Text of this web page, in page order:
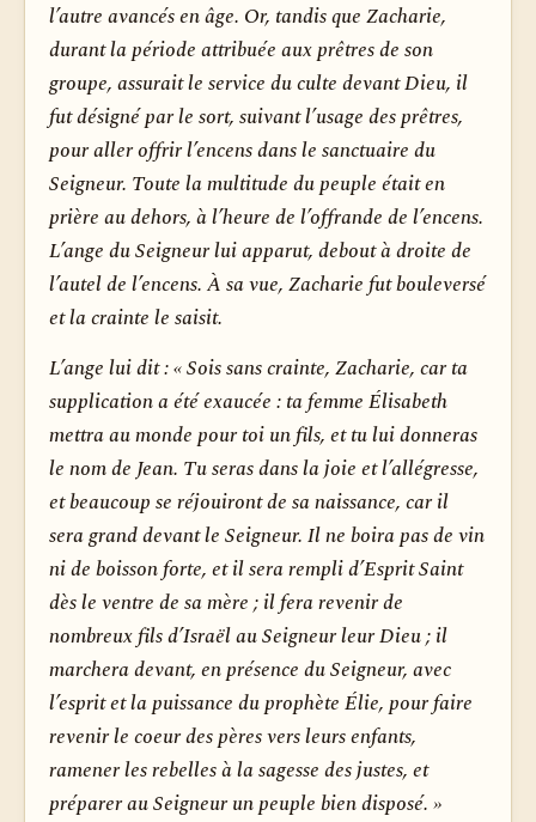
l’autre avancés en âge. Or, tandis que Zacharie,
durant la période attribuée aux prêtres de son
groupe, assurait le service du culte devant Dieu, il
fut désigné par le sort, suivant l’usage des prêtres,
pour aller offrir l’encens dans le sanctuaire du
Seigneur. Toute la multitude du peuple était en
prière au dehors, à l’heure de l’offrande de l’encens.
L’ange du Seigneur lui apparut, debout à droite de
l’autel de l’encens. À sa vue, Zacharie fut bouleversé
et la crainte le saisit.
L’ange lui dit : « Sois sans crainte, Zacharie, car ta
supplication a été exaucée : ta femme Élisabeth
mettra au monde pour toi un fils, et tu lui donneras
le nom de Jean. Tu seras dans la joie et l’allégresse,
et beaucoup se réjouiront de sa naissance, car il
sera grand devant le Seigneur. Il ne boira pas de vin
ni de boisson forte, et il sera rempli d’Esprit Saint
dès le ventre de sa mère ; il fera revenir de
nombreux fils d’Israël au Seigneur leur Dieu ; il
marchera devant, en présence du Seigneur, avec
l’esprit et la puissance du prophète Élie, pour faire
revenir le coeur des pères vers leurs enfants,
ramener les rebelles à la sagesse des justes, et
préparer au Seigneur un peuple bien disposé. »